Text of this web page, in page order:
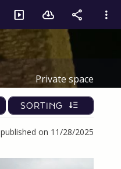
Private space
SORTING
published on 11/28/2025